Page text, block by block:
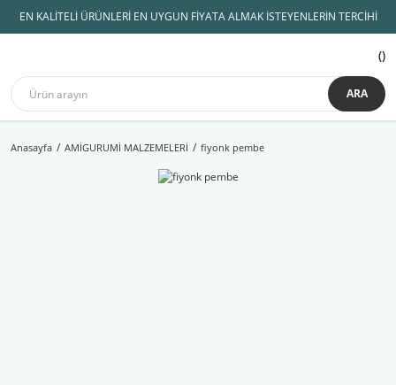
EN KALİTELİ ÜRÜNLERİ EN UYGUN FİYATA ALMAK İSTEYENLERİN TERCİHİ
ARA
Anasayfa AMİGURUMİ MALZEMELERİ fiyonk pembe